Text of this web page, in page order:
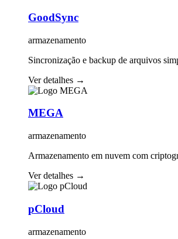
GoodSync
armazenamento
Sincronização e backup de arquivos
Ver detalhes →
MEGA
armazenamento
Armazenamento em nuvem com
Ver detalhes →
pCloud
armazenamento